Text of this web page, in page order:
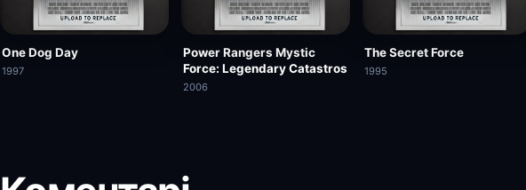
One Dog Day
1997
Power Rangers Mystic
Force: Legendary Catastros
2006
The Secret Force
1995